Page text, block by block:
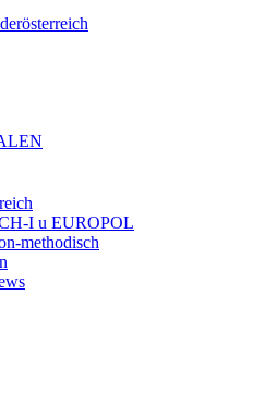
I u EUROPOL
methodisch